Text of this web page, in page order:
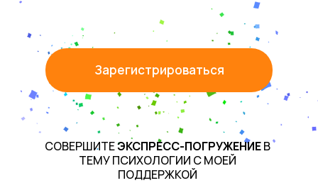
СОВЕРШИТЕЭКСПРЕСС-ПОГРУЖЕНИЕВ
ТЕМУ ПСИХОЛОГИИ С МОЕЙ
ПОДДЕРЖКОЙ
Зарегистрироваться